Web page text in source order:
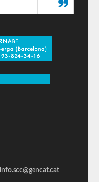
info.scc@gencat.cat